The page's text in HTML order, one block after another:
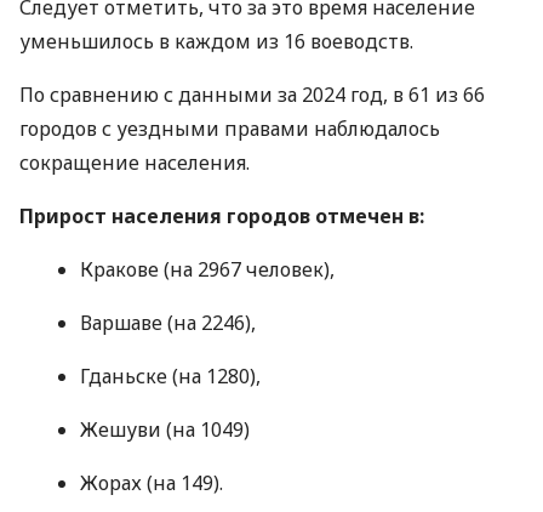
Следует отметить, что за это время население
уменьшилось в каждом из 16 воеводств.
По сравнению с данными за 2024 год, в 61 из 66
городов с уездными правами наблюдалось
сокращение населения.
Прирост населения городов отмечен в:
Кракове (на 2967 человек),
Варшаве (на 2246),
Гданьске (на 1280),
Жешуви (на 1049)
Жорах (на 149).